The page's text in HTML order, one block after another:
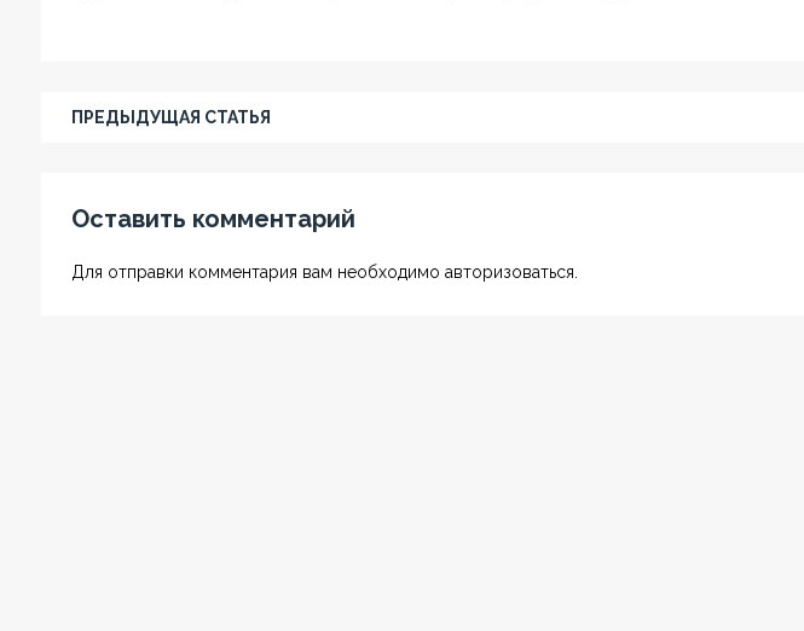
ПРЕДЫДУЩАЯ СТАТЬЯ
Оставить комментарий
Для отправки комментария вам необходимо авторизоваться.